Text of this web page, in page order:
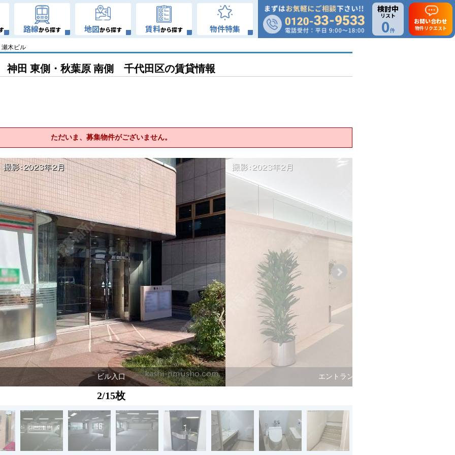
路線から探す 地図から探す 賃料から探す 物件特集
検討中
リスト
0件
お問い合わせ
物件リクエスト
瀬木ビル
神田 東側・秋葉原 南側 千代田区の賃貸情報
ただいま、募集物件がございません。
ビル入口 エントランス
2/15枚